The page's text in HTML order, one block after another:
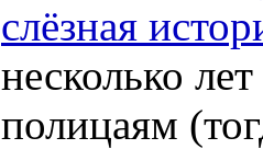
слёзная
несколько
полицаям